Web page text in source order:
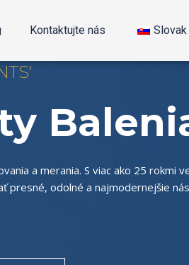
Kontaktujte nás Slovak
a merania. S viac ako 25 rokmi
presné, odolné a najmodernejšie